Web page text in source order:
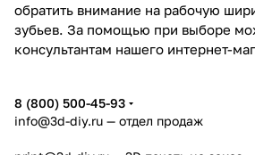
обратить внимание на рабочую
зубьев. За помощью при выборе
консультантам нашего интернет-
8 (800) 500-45-93
info@3d-diy.ru — отдел продаж